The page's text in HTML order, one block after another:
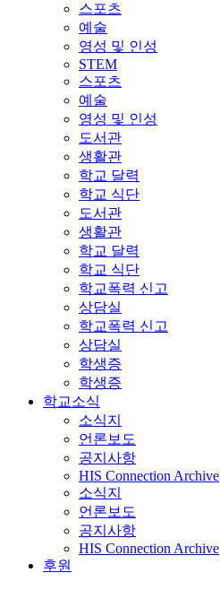
스포츠
예술
영성 및 인성
STEM
스포츠
예술
영성 및 인성
도서관
생활관
학교 달력
학교 식단
도서관
생활관
학교 달력
학교 식단
학교폭력 신고
상담실
학교폭력 신고
상담실
학생증
학생증
학교소식
소식지
언론보도
공지사항
HIS Connection Archive
소식지
언론보도
공지사항
HIS Connection Archive
후원